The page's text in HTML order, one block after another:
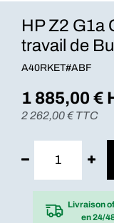
HP Z2 G1a
travail de
A40RKET#ABF
1 885,00€
2 262,00€ TTC
Livraison
en 24/